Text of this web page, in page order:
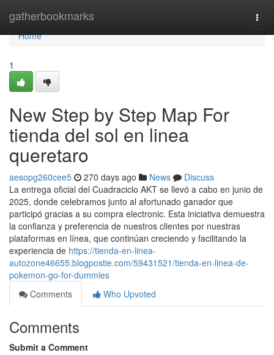
gatherbookmarks
Home
Home
1
New Step by Step Map For
tienda del sol en linea
queretaro
aesopg260cee5 270 days ago News
Discuss
La entrega oficial del Cuadraciclo AKT se llevó a cabo en junio de
2025, donde celebramos junto al afortunado ganador que
participó gracias a su compra electronic. Esta iniciativa demuestra
la confianza y preferencia de nuestros clientes por nuestras
plataformas en línea, que continúan creciendo y facilitando la
experiencia de https://tienda-en-linea-
autozone46655.blogpostie.com/59431521/tienda-en-linea-de-
pokemon-go-for-dummies
Comments
Who Upvoted
Comments
Submit a Comment